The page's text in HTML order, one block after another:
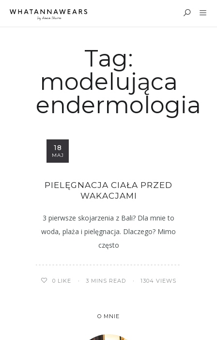
Tag:
modelująca
endermologia
18
MAJ
PIELĘGNACJA CIAŁA PRZED
WAKACJAMI
3 pierwsze skojarzenia z Bali? Dla mnie to
woda, plaża i pielęgnacja. Dlaczego? Mimo
często
0 LIKE 3 MINS READ 1304 VIEWS
O MNIE